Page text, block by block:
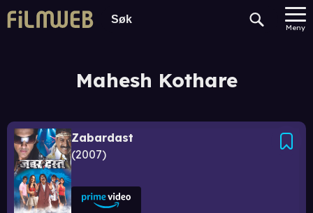
Meny
Mahesh Kothare
Zabardast
2007